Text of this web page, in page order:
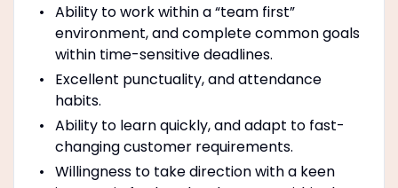
Ability to work within a “team first”
environment, and complete common goals
within time-sensitive deadlines.
Excellent punctuality, and attendance
habits.
Ability to learn quickly, and adapt to fast-
changing customer requirements.
Willingness to take direction with a keen